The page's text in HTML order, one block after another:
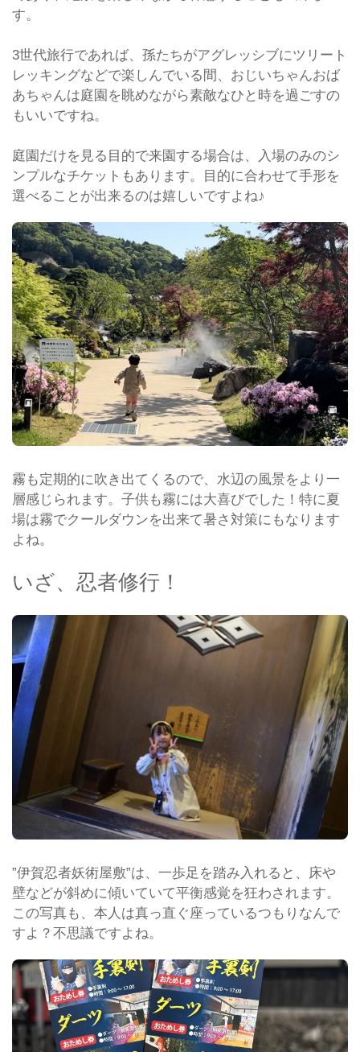
す。
3世代旅行であれば、孫たちがアグレッシブにツリート
レッキングなどで楽しんでいる間、おじいちゃんおば
あちゃんは庭園を眺めながら素敵なひと時を過ごすの
もいいですね。
庭園だけを見る目的で来園する場合は、入場のみのシ
ンプルなチケットもあります。目的に合わせて手形を
選べることが出来るのは嬉しいですよね♪
霧も定期的に吹き出てくるので、水辺の風景をより一
層感じられます。子供も霧には大喜びでした！特に夏
場は霧でクールダウンを出来て暑さ対策にもなります
よね。
いざ、忍者修行！
”伊賀忍者妖術屋敷”は、一歩足を踏み入れると、床や
壁などが斜めに傾いていて平衡感覚を狂わされます。
この写真も、本人は真っ直ぐ座っているつもりなんで
すよ？不思議ですよね。